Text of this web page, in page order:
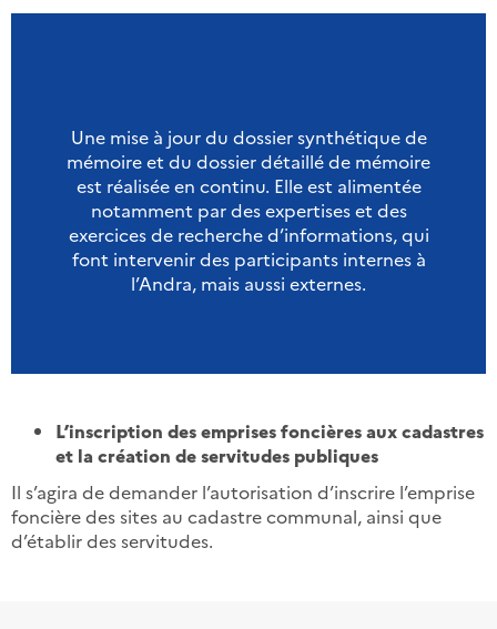
Une mise à jour du dossier synthétique de
mémoire et du dossier détaillé de mémoire
est réalisée en continu. Elle est alimentée
notamment par des expertises et des
exercices de recherche d’informations, qui
font intervenir des participants internes à
l’Andra, mais aussi externes.
L’inscription des emprises foncières aux cadastres
et la création de servitudes publiques
Il s’agira de demander l’autorisation d’inscrire l’emprise
foncière des sites au cadastre communal, ainsi que
d’établir des servitudes.